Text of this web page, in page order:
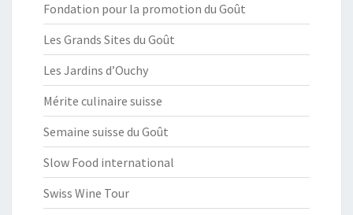
Fondation pour la promotion du Goût
Les Grands Sites du Goût
Les Jardins d’Ouchy
Mérite culinaire suisse
Semaine suisse du Goût
Slow Food international
Swiss Wine Tour